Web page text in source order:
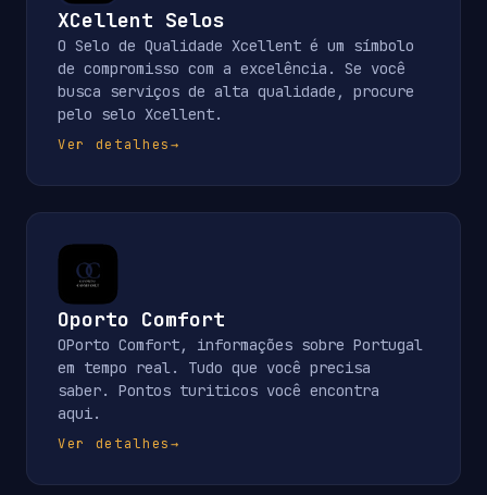
XCellent Selos
O Selo de Qualidade Xcellent é um símbolo
de compromisso com a excelência. Se você
busca serviços de alta qualidade, procure
pelo selo Xcellent.
Ver detalhes→
Oporto Comfort
OPorto Comfort, informações sobre Portugal
em tempo real. Tudo que você precisa
saber. Pontos turiticos você encontra
aqui.
Ver detalhes→